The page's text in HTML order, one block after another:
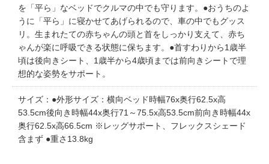
を「平ら」なベッドでクルマの中でも守ります。●おうちのよ
うに「平ら」に寝かせてあげられるので、車の中でもグッス
リ。生まれたての赤ちゃんの頭と首をしっかり支えて、赤ち
ゃんが楽に呼吸できる状態に保ちます。●首すわりから1歳半
頃は後向きシート、1歳半から4歳頃までは前向きシートで理
想的な姿勢をサポート。
サイズ：●外形サイズ：横向ベッド時幅76x奥行62.5x高
53.5cm後向き時幅44x奥行71～75.5x高53.5cm前向き時幅44x
奥行62.5x高66.5cm ※レッグサポート、フレックスシェード
含まず ●重さ13.8kg